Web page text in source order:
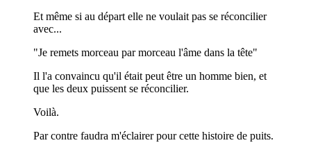
Et même si au départ elle ne voulait pas se réconcilier
avec...
"Je remets morceau par morceau l'âme dans la tête"
Il l'a convaincu qu'il était peut être un homme bien, et
que les deux puissent se réconcilier.
Voilà.
Par contre faudra m'éclairer pour cette histoire de puits.